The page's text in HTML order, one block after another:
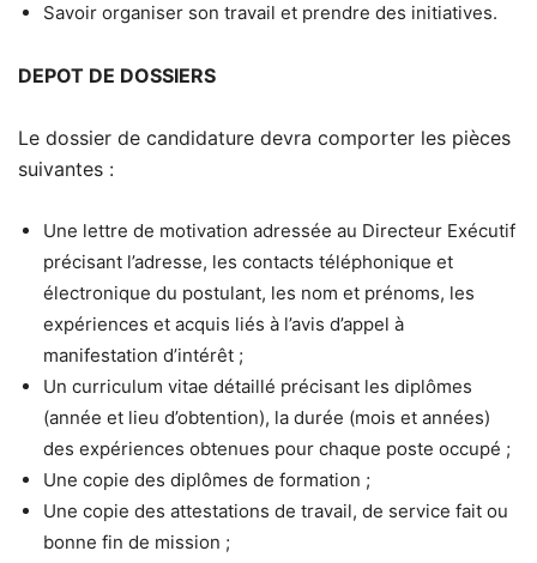
Savoir organiser son travail et prendre des initiatives.
DEPOT DE DOSSIERS
Le dossier de candidature devra comporter les pièces
suivantes :
Une lettre de motivation adressée au Directeur Exécutif
précisant l’adresse, les contacts téléphonique et
électronique du postulant, les nom et prénoms, les
expériences et acquis liés à l’avis d’appel à
manifestation d’intérêt ;
Un curriculum vitae détaillé précisant les diplômes
(année et lieu d’obtention), la durée (mois et années)
des expériences obtenues pour chaque poste occupé ;
Une copie des diplômes de formation ;
Une copie des attestations de travail, de service fait ou
bonne fin de mission ;